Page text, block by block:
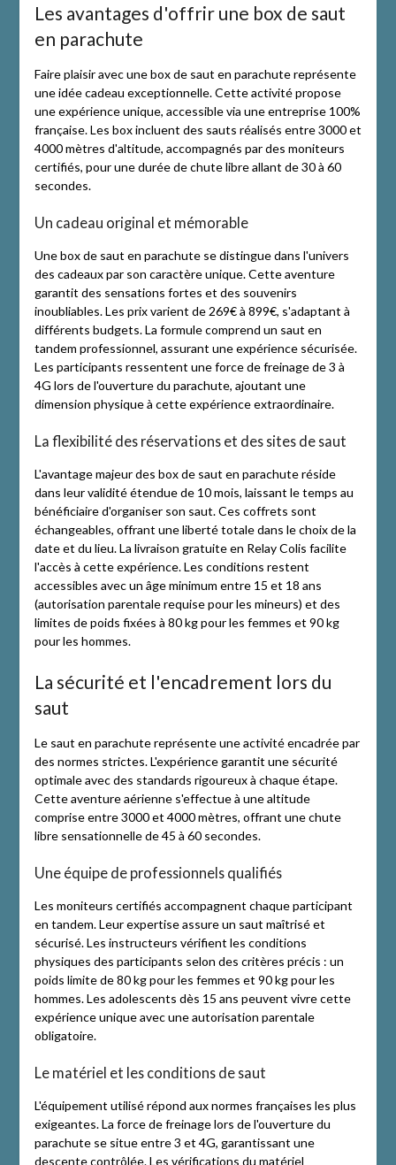
Les avantages d'offrir une box de saut
en parachute
Faire plaisir avec une box de saut en parachute représente
une idée cadeau exceptionnelle. Cette activité propose
une expérience unique, accessible via une entreprise 100%
française. Les box incluent des sauts réalisés entre 3000 et
4000 mètres d'altitude, accompagnés par des moniteurs
certifiés, pour une durée de chute libre allant de 30 à 60
secondes.
Un cadeau original et mémorable
Une box de saut en parachute se distingue dans l'univers
des cadeaux par son caractère unique. Cette aventure
garantit des sensations fortes et des souvenirs
inoubliables. Les prix varient de 269€ à 899€, s'adaptant à
différents budgets. La formule comprend un saut en
tandem professionnel, assurant une expérience sécurisée.
Les participants ressentent une force de freinage de 3 à
4G lors de l'ouverture du parachute, ajoutant une
dimension physique à cette expérience extraordinaire.
La flexibilité des réservations et des sites de saut
L'avantage majeur des box de saut en parachute réside
dans leur validité étendue de 10 mois, laissant le temps au
bénéficiaire d'organiser son saut. Ces coffrets sont
échangeables, offrant une liberté totale dans le choix de la
date et du lieu. La livraison gratuite en Relay Colis facilite
l'accès à cette expérience. Les conditions restent
accessibles avec un âge minimum entre 15 et 18 ans
(autorisation parentale requise pour les mineurs) et des
limites de poids fixées à 80 kg pour les femmes et 90 kg
pour les hommes.
La sécurité et l'encadrement lors du
saut
Le saut en parachute représente une activité encadrée par
des normes strictes. L'expérience garantit une sécurité
optimale avec des standards rigoureux à chaque étape.
Cette aventure aérienne s'effectue à une altitude
comprise entre 3000 et 4000 mètres, offrant une chute
libre sensationnelle de 45 à 60 secondes.
Une équipe de professionnels qualifiés
Les moniteurs certifiés accompagnent chaque participant
en tandem. Leur expertise assure un saut maîtrisé et
sécurisé. Les instructeurs vérifient les conditions
physiques des participants selon des critères précis : un
poids limite de 80 kg pour les femmes et 90 kg pour les
hommes. Les adolescents dès 15 ans peuvent vivre cette
expérience unique avec une autorisation parentale
obligatoire.
Le matériel et les conditions de saut
L'équipement utilisé répond aux normes françaises les plus
exigeantes. La force de freinage lors de l'ouverture du
parachute se situe entre 3 et 4G, garantissant une
descente contrôlée. Les vérifications du matériel